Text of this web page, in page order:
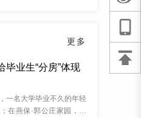
更多
业生“分房”体现
一名大学毕业不久的年轻
在燕保·郭公庄家园，约